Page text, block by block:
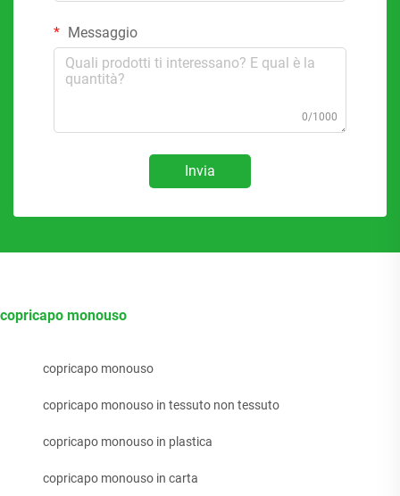
Messaggio
0/1000
Invia
copricapo monouso
copricapo monouso
copricapo monouso in tessuto non tessuto
copricapo monouso in plastica
copricapo monouso in carta